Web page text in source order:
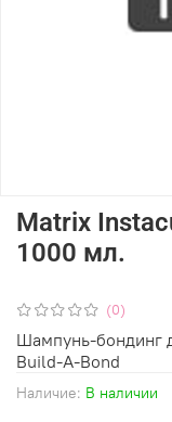
(0)
Наличие: В наличии
Matrix
1000 мл.
Шампунь-бондинг
Build-A-Bond